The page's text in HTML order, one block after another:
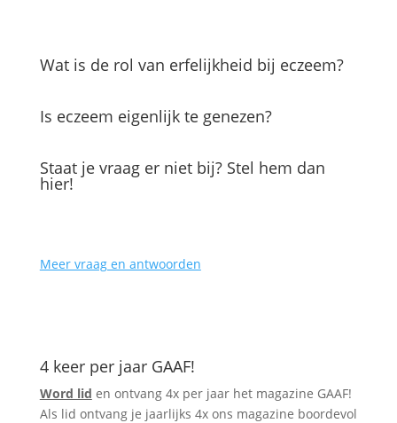
Wat is de rol van erfelijkheid bij eczeem?
Is eczeem eigenlijk te genezen?
Staat je vraag er niet bij? Stel hem dan
hier!
Meer vraag en antwoorden
4 keer per jaar GAAF!
Word lid en ontvang 4x per jaar het magazine GAAF!
Als lid ontvang je jaarlijks 4x ons magazine boordevol